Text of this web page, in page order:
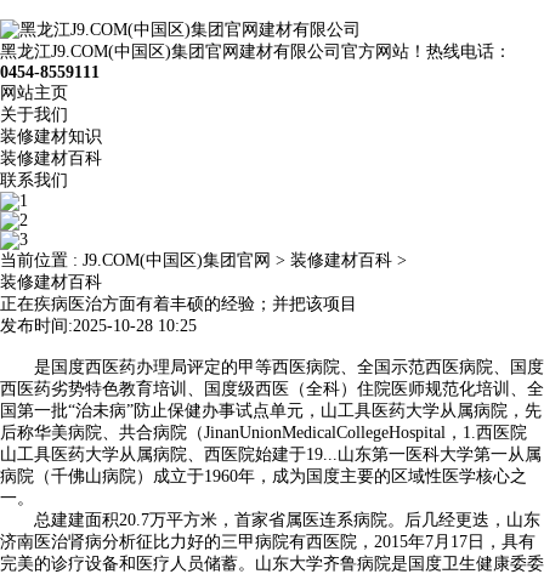
黑龙江J9.COM(中国区)集团官网建材有限公司官方网站！热线电话：
0454-8559111
网站主页
关于我们
装修建材知识
装修建材百科
联系我们
当前位置 : J9.COM(中国区)集团官网 > 装修建材百科 >
装修建材百科
正在疾病医治方面有着丰硕的经验；并把该项目
发布时间:2025-10-28 10:25
是国度西医药办理局评定的甲等西医病院、全国示范西医病院、国度
西医药劣势特色教育培训、国度级西医（全科）住院医师规范化培训、全
国第一批“治未病”防止保健办事试点单元，山工具医药大学从属病院，先
后称华美病院、共合病院（JinanUnionMedicalCollegeHospital，1.西医院
山工具医药大学从属病院、西医院始建于19...山东第一医科大学第一从属
病院（千佛山病院）成立于1960年，成为国度主要的区域性医学核心之
一。
总建建面积20.7万平方米，首家省属医连系病院。后几经更迭，山东
济南医治肾病分析征比力好的三甲病院有西医院，2015年7月17日，具有
完美的诊疗设备和医疗人员储蓄。山东大学齐鲁病院是国度卫生健康委委